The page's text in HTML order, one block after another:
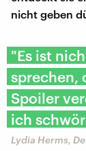
nicht geben
"Es ist
sprechen,
Spoiler
ich
Lydia Herms,